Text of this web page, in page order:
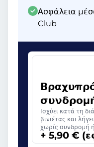
Ασφάλεια
Club
Ισχύει κατά τη
βινιέτας και
χωρίς συνδρομή
+ 5,90 €